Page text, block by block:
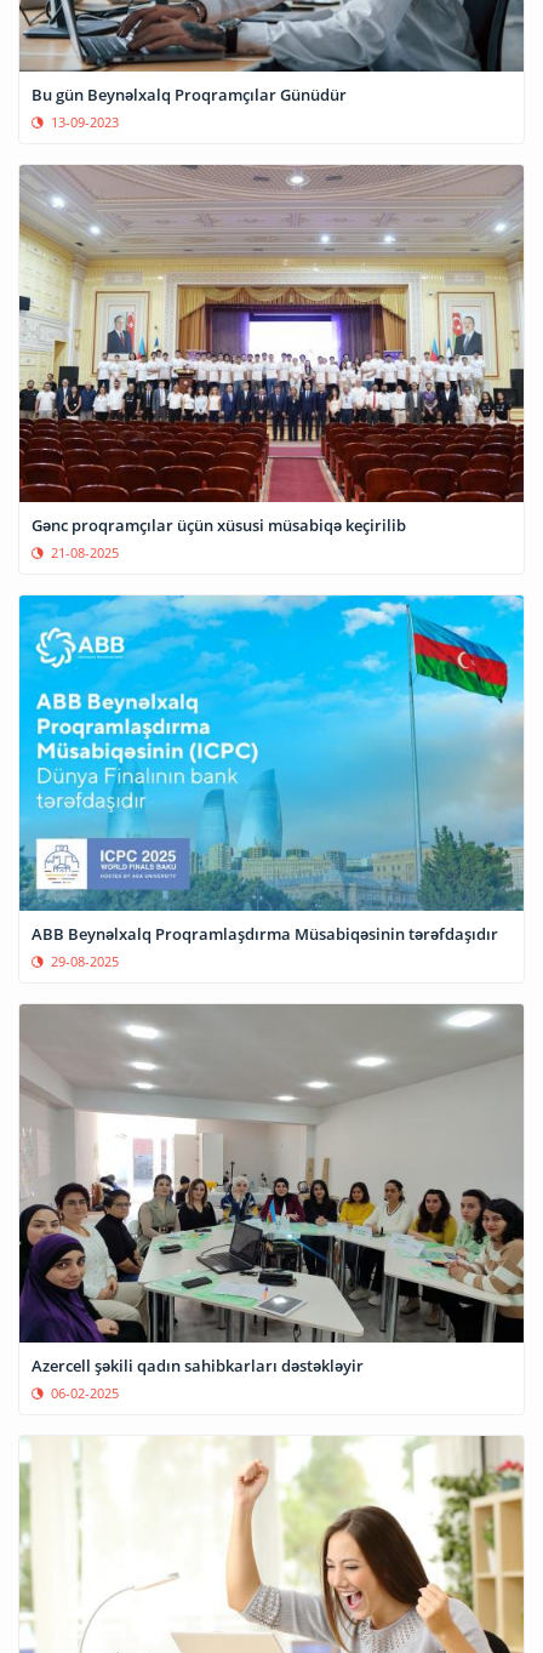
Bu gün Beynəlxalq Proqramçılar Günüdür
13-09-2023
Gənc proqramçılar üçün xüsusi müsabiqə keçirilib
21-08-2025
ABB Beynəlxalq Proqramlaşdırma Müsabiqəsinin tərəfdaşıdır
29-08-2025
Azercell şəkili qadın sahibkarları dəstəkləyir
06-02-2025